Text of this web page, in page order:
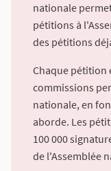
nationale
pétitions à
des pétitions
Chaque pétition
commissions
nationale, en
aborde. Les
100 000
de l'Assemblée